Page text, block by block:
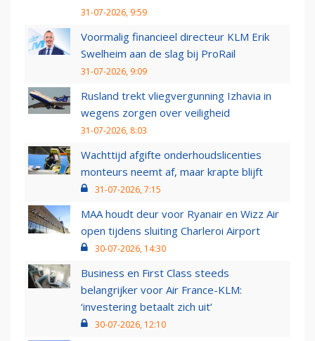
31-07-2026, 9:59
Voormalig financieel directeur KLM Erik
Swelheim aan de slag bij ProRail
31-07-2026, 9:09
Rusland trekt vliegvergunning Izhavia in
wegens zorgen over veiligheid
31-07-2026, 8:03
Wachttijd afgifte onderhoudslicenties
monteurs neemt af, maar krapte blijft
31-07-2026, 7:15
MAA houdt deur voor Ryanair en Wizz Air
open tijdens sluiting Charleroi Airport
30-07-2026, 14:30
Business en First Class steeds
belangrijker voor Air France-KLM:
‘investering betaalt zich uit’
30-07-2026, 12:10